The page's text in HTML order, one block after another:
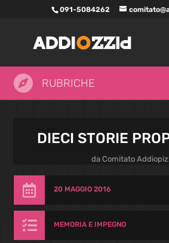
091-5084262
 RUBRICHE
DIECI STORIE
da Comitato
 20 MAGGIO 2016
 MEMORIA E IMPEGNO